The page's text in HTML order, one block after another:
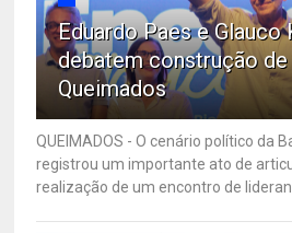
Eduardo Paes e Glauco
debatem construção
Queimados
QUEIMADOS - O cenário político da
registrou um importante ato de
realização de um encontro de